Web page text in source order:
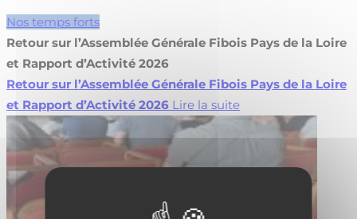
Nos temps forts
Retour sur l’Assemblée Générale Fibois Pays de la Loire
et Rapport d’Activité 2026
Retour sur l’Assemblée Générale Fibois Pays de la Loire
et Rapport d’Activité 2026 Lire la suite